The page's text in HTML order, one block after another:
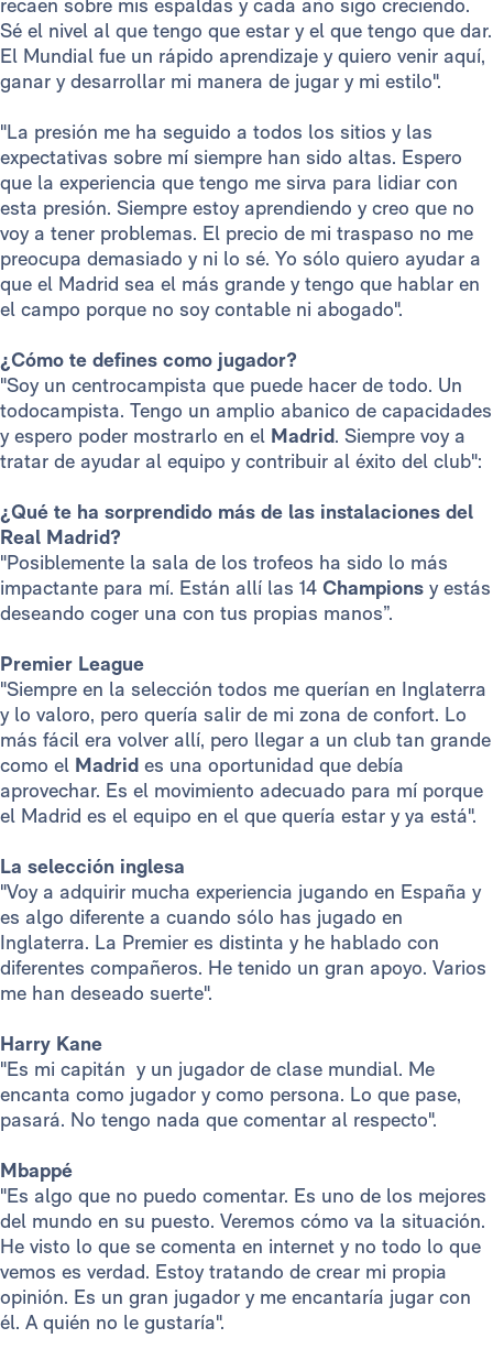
recaen sobre mis espaldas y cada año sigo creciendo.
Sé el nivel al que tengo que estar y el que tengo que dar.
El Mundial fue un rápido aprendizaje y quiero venir aquí,
ganar y desarrollar mi manera de jugar y mi estilo".
"La presión me ha seguido a todos los sitios y las
expectativas sobre mí siempre han sido altas. Espero
que la experiencia que tengo me sirva para lidiar con
esta presión. Siempre estoy aprendiendo y creo que no
voy a tener problemas. El precio de mi traspaso no me
preocupa demasiado y ni lo sé. Yo sólo quiero ayudar a
que el Madrid sea el más grande y tengo que hablar en
el campo porque no soy contable ni abogado".
¿Cómo te defines como jugador?
"Soy un centrocampista que puede hacer de todo. Un
todocampista. Tengo un amplio abanico de capacidades
y espero poder mostrarlo en el Madrid. Siempre voy a
tratar de ayudar al equipo y contribuir al éxito del club":
¿Qué te ha sorprendido más de las instalaciones del
Real Madrid?
"Posiblemente la sala de los trofeos ha sido lo más
impactante para mí. Están allí las 14 Champions y estás
deseando coger una con tus propias manos”.
Premier League
"Siempre en la selección todos me querían en Inglaterra
y lo valoro, pero quería salir de mi zona de confort. Lo
más fácil era volver allí, pero llegar a un club tan grande
como el Madrid es una oportunidad que debía
aprovechar. Es el movimiento adecuado para mí porque
el Madrid es el equipo en el que quería estar y ya está".
La selección inglesa
"Voy a adquirir mucha experiencia jugando en España y
es algo diferente a cuando sólo has jugado en
Inglaterra. La Premier es distinta y he hablado con
diferentes compañeros. He tenido un gran apoyo. Varios
me han deseado suerte".
Harry Kane
"Es mi capitán y un jugador de clase mundial. Me
encanta como jugador y como persona. Lo que pase,
pasará. No tengo nada que comentar al respecto".
Mbappé
"Es algo que no puedo comentar. Es uno de los mejores
del mundo en su puesto. Veremos cómo va la situación.
He visto lo que se comenta en internet y no todo lo que
vemos es verdad. Estoy tratando de crear mi propia
opinión. Es un gran jugador y me encantaría jugar con
él. A quién no le gustaría".